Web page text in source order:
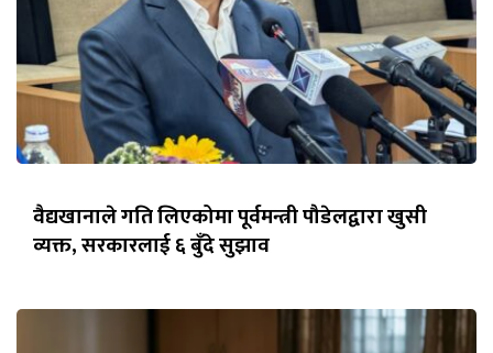
वैद्यखानाले गति लिएकोमा पूर्वमन्त्री पौडेलद्वारा खुसी
व्यक्त, सरकारलाई ६ बुँदे सुझाव